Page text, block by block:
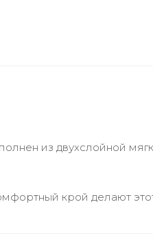
из двухслойной
крой делают